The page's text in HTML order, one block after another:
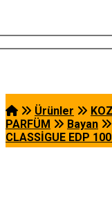
Ürünler
PARFÜM
Bayan
CLASSİGUE EDP